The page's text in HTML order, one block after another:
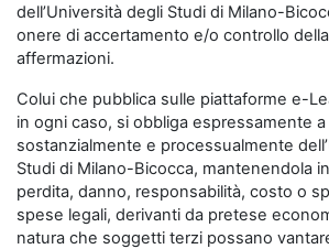
dell’Università degli Studi di Milano-
onere di accertamento e/o controllo
affermazioni.
Colui che pubblica sulle piattaforme e-
in ogni caso, si obbliga espressamente
sostanzialmente e processualmente
Studi di Milano-Bicocca, mantenendola
perdita, danno, responsabilità, costo o
spese legali, derivanti da pretese
natura che soggetti terzi possano